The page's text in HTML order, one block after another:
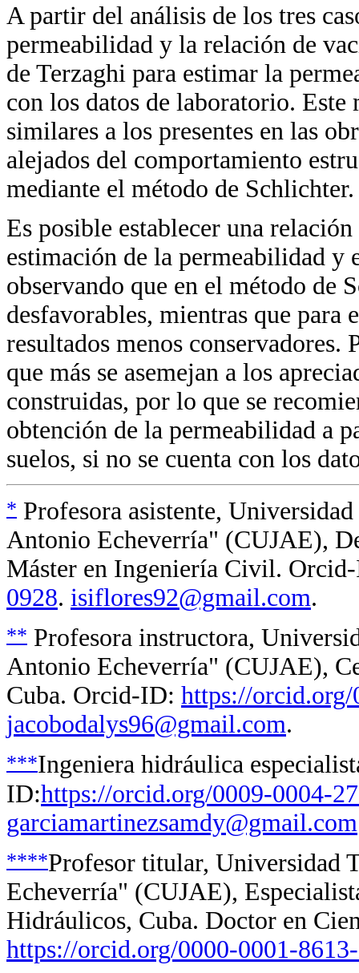
A partir del análisis de los tres
permeabilidad y la relación de
de Terzaghi para estimar la
con los datos de laboratorio. Este
similares a los presentes en las
alejados del comportamiento
mediante el método de Schlichter.
Es posible establecer una
estimación de la permeabilidad y
observando que en el método de
desfavorables, mientras que para
resultados menos conservadores.
que más se asemejan a los
construidas, por lo que se
obtención de la permeabilidad a
suelos, si no se cuenta con los
* Profesora asistente,
Antonio Echeverría" (CUJAE),
Máster en Ingeniería Civil.
0928. isiflores92@gmail.com.
** Profesora instructora,
Antonio Echeverría" (CUJAE),
Cuba. Orcid-ID: https://
jacobodalys96@gmail.com.
***Ingeniera hidráulica
ID:https://orcid.org/0009-0004-
garciamartinezsamdy@gmail.com
****Profesor titular, Universidad
Echeverría" (CUJAE),
Hidráulicos, Cuba. Doctor en
https://orcid.org/0000-0001-